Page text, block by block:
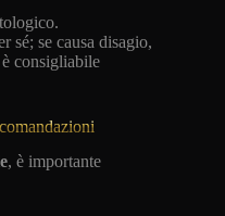
sé; se causa disagio,
consigliabile
, è importante